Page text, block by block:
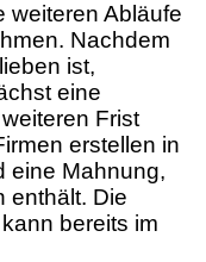
weiteren Abläufe
Nachdem
ist,
eine
Frist
erstellen in
eine Mahnung,
enthält. Die
bereits im